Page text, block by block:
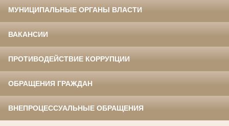
МУНИЦИПАЛЬНЫЕ ОРГАНЫ ВЛАСТИ
ВАКАНСИИ
ПРОТИВОДЕЙСТВИЕ КОРРУПЦИИ
ОБРАЩЕНИЯ ГРАЖДАН
ВНЕПРОЦЕССУАЛЬНЫЕ ОБРАЩЕНИЯ